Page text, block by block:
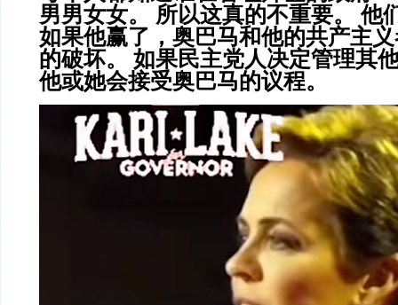
男男女女。 所以这真的不重要。 他
如果他赢了，奥巴马和他的共产主
的破坏。 如果民主党人决定管理其
他或她会接受奥巴马的议程。